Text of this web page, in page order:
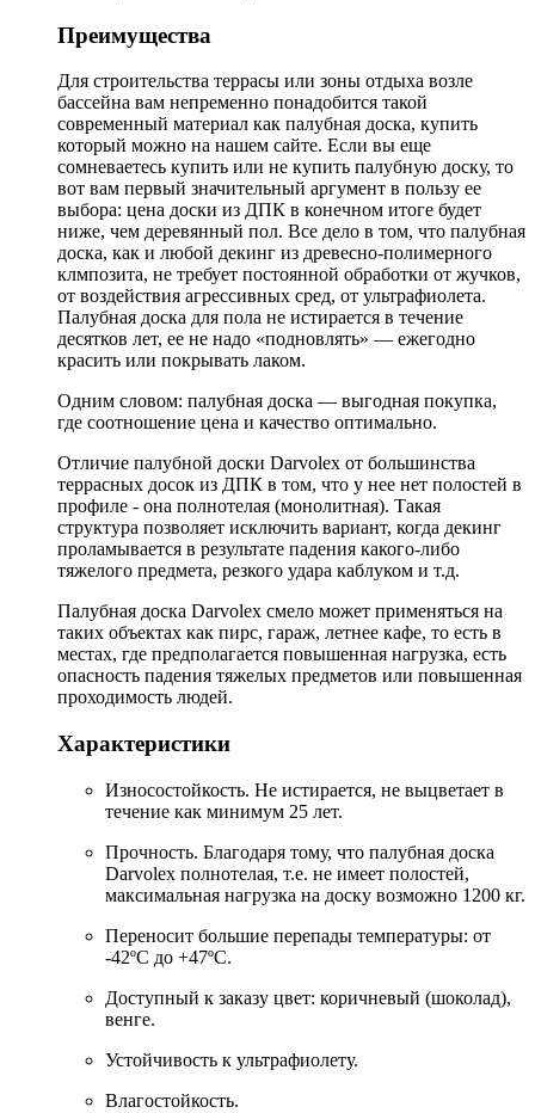
Преимущества
Для строительства террасы или зоны отдыха возле
бассейна вам непременно понадобится такой
современный материал как палубная доска, купить
который можно на нашем сайте. Если вы еще
сомневаетесь купить или не купить палубную доску, то
вот вам первый значительный аргумент в пользу ее
выбора: цена доски из ДПК в конечном итоге будет
ниже, чем деревянный пол. Все дело в том, что палубная
доска, как и любой декинг из древесно-полимерного
клмпозита, не требует постоянной обработки от жучков,
от воздействия агрессивных сред, от ультрафиолета.
Палубная доска для пола не истирается в течение
десятков лет, ее не надо «подновлять» — ежегодно
красить или покрывать лаком.
Одним словом: палубная доска — выгодная покупка,
где соотношение цена и качество оптимально.
Отличие палубной доски Darvolex от большинства
террасных досок из ДПК в том, что у нее нет полостей в
профиле - она полнотелая (монолитная). Такая
структура позволяет исключить вариант, когда декинг
проламывается в результате падения какого-либо
тяжелого предмета, резкого удара каблуком и т.д.
Палубная доска Darvolex смело может применяться на
таких объектах как пирс, гараж, летнее кафе, то есть в
местах, где предполагается повышенная нагрузка, есть
опасность падения тяжелых предметов или повышенная
проходимость людей.
Характеристики
Износостойкость. Не истирается, не выцветает в
течение как минимум 25 лет.
Прочность. Благодаря тому, что палубная доска
Darvolex полнотелая, т.е. не имеет полостей,
максимальная нагрузка на доску возможно 1200 кг.
Переносит большие перепады температуры: от
-42ºС до +47ºС.
Доступный к заказу цвет: коричневый (шоколад),
венге.
Устойчивость к ультрафиолету.
Влагостойкость.